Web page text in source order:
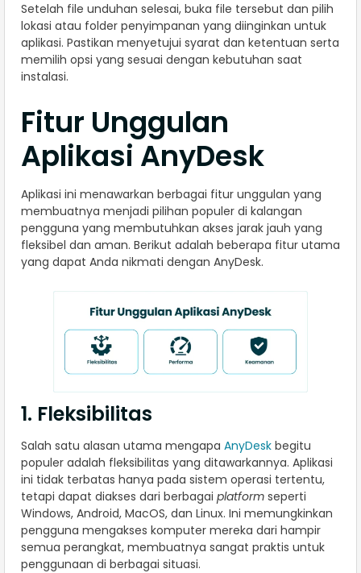
Setelah file unduhan selesai, buka file tersebut dan pilih
lokasi atau folder penyimpanan yang diinginkan untuk
aplikasi. Pastikan menyetujui syarat dan ketentuan serta
memilih opsi yang sesuai dengan kebutuhan saat
instalasi.
Fitur Unggulan
Aplikasi AnyDesk
Aplikasi ini menawarkan berbagai fitur unggulan yang
membuatnya menjadi pilihan populer di kalangan
pengguna yang membutuhkan akses jarak jauh yang
fleksibel dan aman. Berikut adalah beberapa fitur utama
yang dapat Anda nikmati dengan AnyDesk.
1. Fleksibilitas
Salah satu alasan utama mengapa AnyDesk begitu
populer adalah fleksibilitas yang ditawarkannya. Aplikasi
ini tidak terbatas hanya pada sistem operasi tertentu,
tetapi dapat diakses dari berbagai platform seperti
Windows, Android, MacOS, dan Linux. Ini memungkinkan
pengguna mengakses komputer mereka dari hampir
semua perangkat, membuatnya sangat praktis untuk
penggunaan di berbagai situasi.